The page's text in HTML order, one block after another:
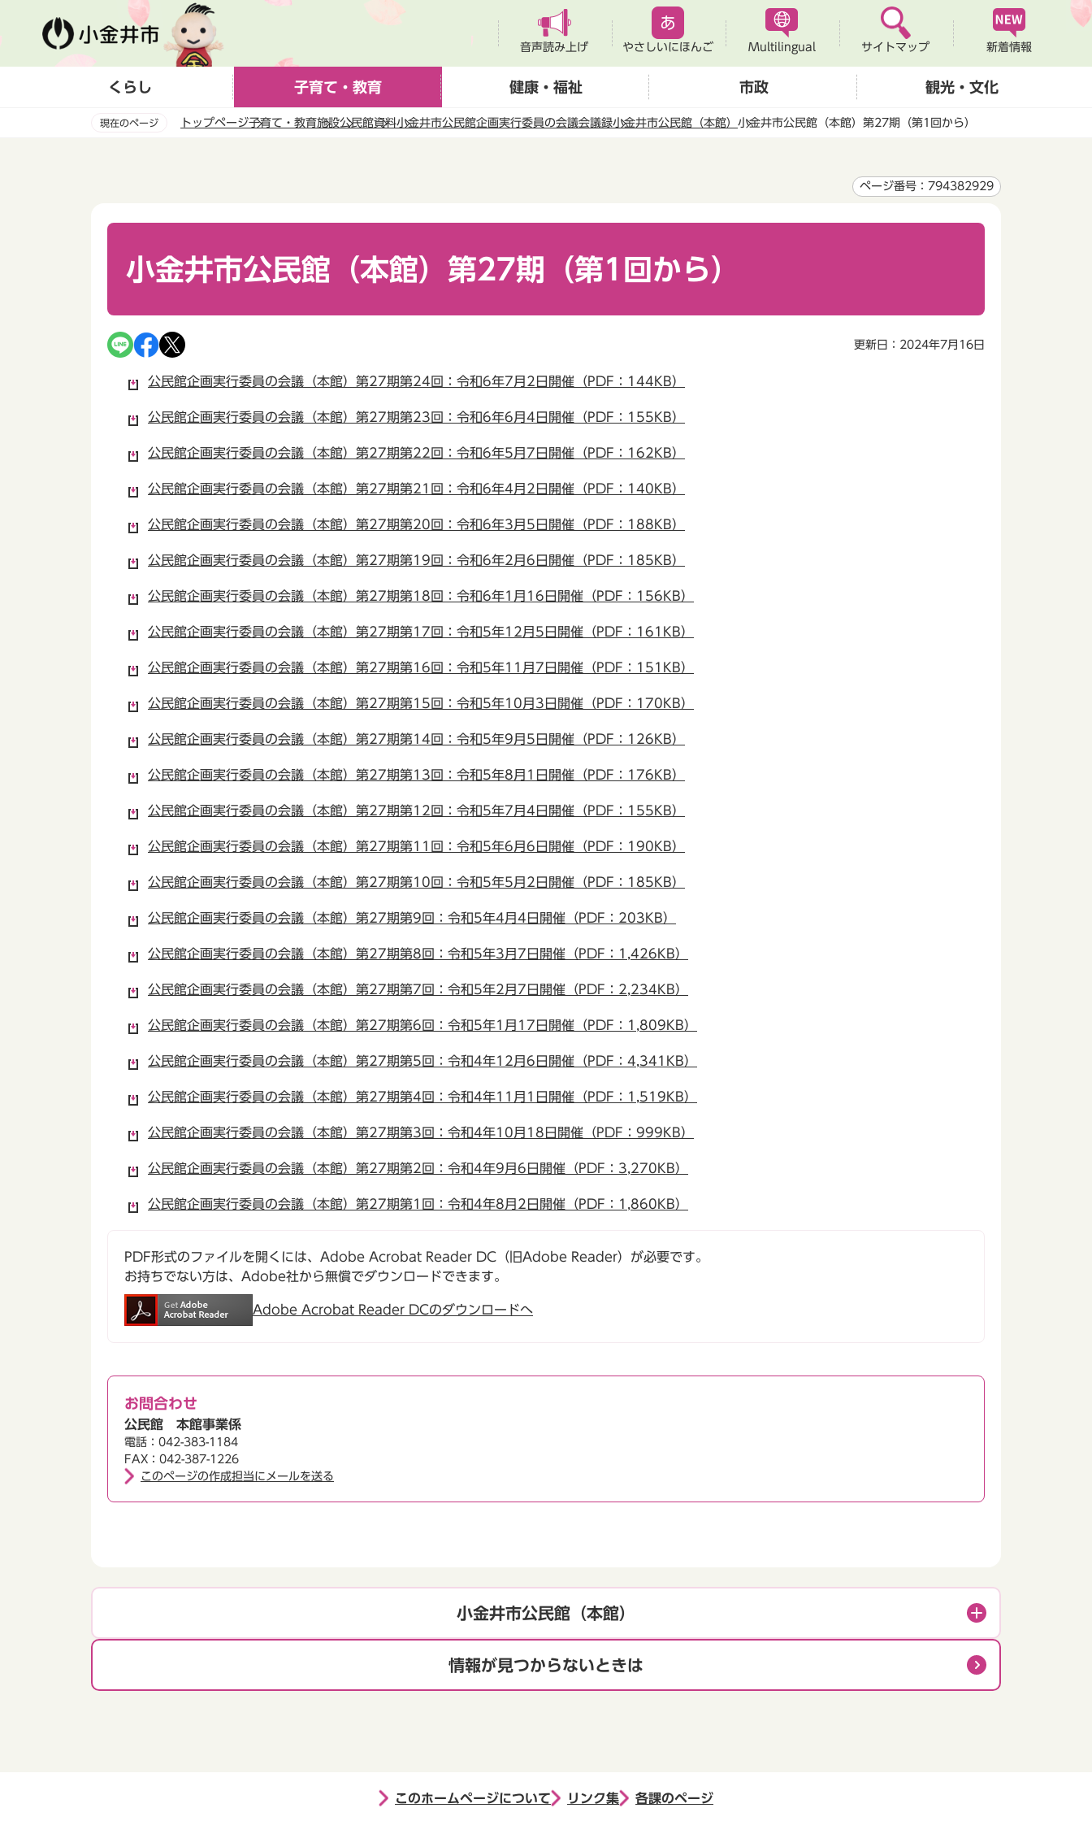
ー
音声読み上げ やさしいにほんご Multilingual サイトマップ 新着情報
くらし 子育て・教育 健康・福祉 市政 観光・文化
現在のページ トップページ子育て・教育施設公民館資料小金井市公民館企画実行委員の会議会議録小金井市公民館（本館） 小金井市公民館（本館）第27期（第1回から）
ページ番号：794382929
小金井市公民館（本館）第27期（第1回から）
更新日：2024年7月16日
公民館企画実行委員の会議（本館）第27期第24回：令和6年7月2日開催（PDF：144KB）
公民館企画実行委員の会議（本館）第27期第23回：令和6年6月4日開催（PDF：155KB）
公民館企画実行委員の会議（本館）第27期第22回：令和6年5月7日開催（PDF：162KB）
公民館企画実行委員の会議（本館）第27期第21回：令和6年4月2日開催（PDF：140KB）
公民館企画実行委員の会議（本館）第27期第20回：令和6年3月5日開催（PDF：188KB）
公民館企画実行委員の会議（本館）第27期第19回：令和6年2月6日開催（PDF：185KB）
公民館企画実行委員の会議（本館）第27期第18回：令和6年1月16日開催（PDF：156KB）
公民館企画実行委員の会議（本館）第27期第17回：令和5年12月5日開催（PDF：161KB）
公民館企画実行委員の会議（本館）第27期第16回：令和5年11月7日開催（PDF：151KB）
公民館企画実行委員の会議（本館）第27期第15回：令和5年10月3日開催（PDF：170KB）
公民館企画実行委員の会議（本館）第27期第14回：令和5年9月5日開催（PDF：126KB）
公民館企画実行委員の会議（本館）第27期第13回：令和5年8月1日開催（PDF：176KB）
公民館企画実行委員の会議（本館）第27期第12回：令和5年7月4日開催（PDF：155KB）
公民館企画実行委員の会議（本館）第27期第11回：令和5年6月6日開催（PDF：190KB）
公民館企画実行委員の会議（本館）第27期第10回：令和5年5月2日開催（PDF：185KB）
公民館企画実行委員の会議（本館）第27期第9回：令和5年4月4日開催（PDF：203KB）
公民館企画実行委員の会議（本館）第27期第8回：令和5年3月7日開催（PDF：1,426KB）
公民館企画実行委員の会議（本館）第27期第7回：令和5年2月7日開催（PDF：2,234KB）
公民館企画実行委員の会議（本館）第27期第6回：令和5年1月17日開催（PDF：1,809KB）
公民館企画実行委員の会議（本館）第27期第5回：令和4年12月6日開催（PDF：4,341KB）
公民館企画実行委員の会議（本館）第27期第4回：令和4年11月1日開催（PDF：1,519KB）
公民館企画実行委員の会議（本館）第27期第3回：令和4年10月18日開催（PDF：999KB）
公民館企画実行委員の会議（本館）第27期第2回：令和4年9月6日開催（PDF：3,270KB）
公民館企画実行委員の会議（本館）第27期第1回：令和4年8月2日開催（PDF：1,860KB）
PDF形式のファイルを開くには、Adobe Acrobat Reader DC（旧Adobe Reader）が必要です。
お持ちでない方は、Adobe社から無償でダウンロードできます。
Adobe Acrobat Reader DCのダウンロードへ
お問合わせ
公民館 本館事業係
電話：042-383-1184
FAX：042-387-1226
このページの作成担当にメールを送る
小金井市公民館（本館）
情報が見つからないときは
このホームページについて リンク集 各課のページ